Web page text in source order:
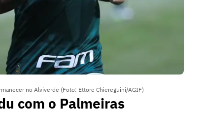
no Alviverde (Foto: Ettore Chiereguini/AGIF)
com o Palmeiras